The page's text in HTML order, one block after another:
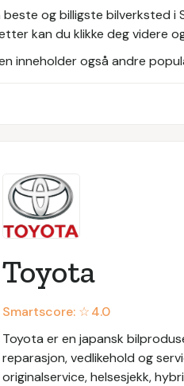
beste og billigste bilverksted i
kan du klikke deg videre
inneholder også andre
Toyota
Smartscore: ☆4.0
Toyota er en japansk
reparasjon, vedlikehold og
originalservice, helsesjekk,